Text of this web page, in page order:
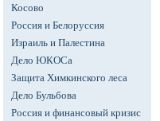
Косово
Россия и Белоруссия
Израиль и Палестина
Дело ЮКОСа
Защита Химкинского леса
Дело Бульбова
Россия и финансовый кризис